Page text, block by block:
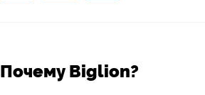
Почему Biglion?